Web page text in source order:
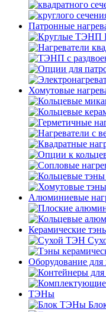
Патронные
Хомутовые
Алюминиевые
Керамические
Оборудование для
ТЭНы